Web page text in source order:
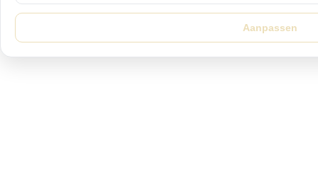
Aanpassen